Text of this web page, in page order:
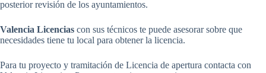
posterior revisión de los ayuntamientos.
Valencia Licencias con sus técnicos te puede asesorar sobre que
necesidades tiene tu local para obtener la licencia.
Para tu proyecto y tramitación de Licencia de apertura contacta con